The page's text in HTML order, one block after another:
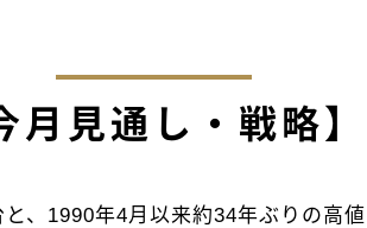
月見通し・戦略】
、1990年4月以来約34年ぶりの高